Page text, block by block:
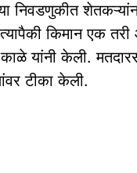
निवडणुकीत
किमान एक
यांनी केली.
टीका केली.